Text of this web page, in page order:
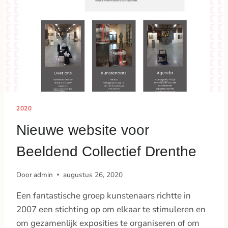
2020
Nieuwe website voor
Beeldend Collectief Drenthe
Dooradmin augustus 26, 2020
Een fantastische groep kunstenaars richtte in
2007 een stichting op om elkaar te stimuleren en
om gezamenlijk exposities te organiseren of om